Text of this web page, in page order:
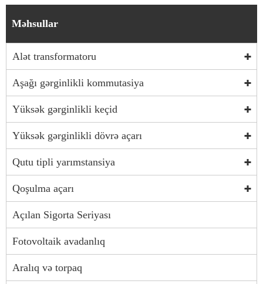
Məhsullar
Alət transformatoru
Aşağı gərginlikli kommutasiya
Yüksək gərginlikli keçid
Yüksək gərginlikli dövrə açarı
Qutu tipli yarımstansiya
Qoşulma açarı
Açılan Sigorta Seriyası
Fotovoltaik avadanlıq
Aralıq və torpaq